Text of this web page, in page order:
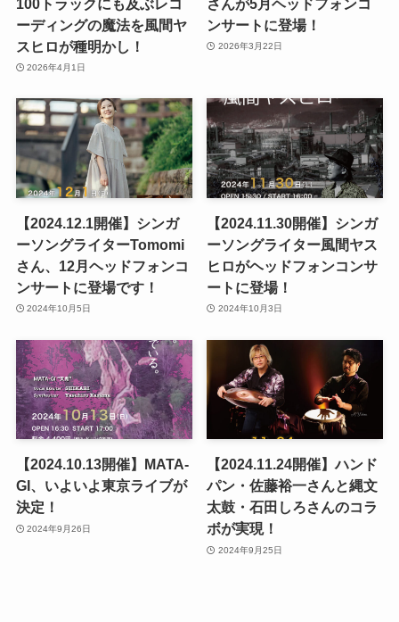
100トラックにも及ぶレコ
ーディングの魔法を風間ヤ
スヒロが種明かし！
2026年4月1日
さんが5月ヘッドフォンコ
ンサートに登場！
2026年3月22日
【2024.12.1開催】シンガ
ーソングライターTomomi
さん、12月ヘッドフォンコ
ンサートに登場です！
2024年10月5日
【2024.11.30開催】シンガ
ーソングライター風間ヤス
ヒロがヘッドフォンコンサ
ートに登場！
2024年10月3日
【2024.10.13開催】MATA-
GI、いよいよ東京ライブが
決定！
2024年9月26日
【2024.11.24開催】ハンド
パン・佐藤裕一さんと縄文
太鼓・石田しろさんのコラ
ボが実現！
2024年9月25日